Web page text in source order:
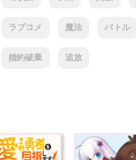
ラブコメ 魔法 バトル
婚約破棄 追放